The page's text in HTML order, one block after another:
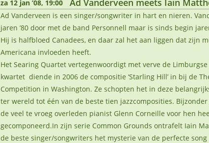
za 12 jan ’08, 19:00 Ad Vanderveen meets Iain
Ad Vanderveen is een singer/songwriter in hart en nieren.
jaren ’80 door met de band Personnell maar is sinds begin
Hij is halfbloed Canadees, en daar zal het aan liggen dat zijn
Americana invloeden heeft.
Het Searing Quartet vertegenwoordigt met verve de Limburgse
kwartet diende in 2006 de compositie ‘Starling Hill’ in bij de
Competition in Washington. Ze schopten het in deze
ter wereld tot één van de beste tien jazzcomposities.
de veel te vroeg overleden pianist Glenn Corneille voor hen
gecomponeerd.In zijn serie Common Grounds ontrafelt Iain
de beste singer/songwriters het mysterie van de perfecte